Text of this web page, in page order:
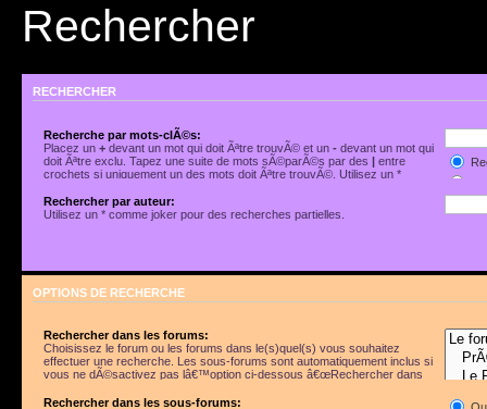
Rechercher
RECHERCHER
Recherche par mots-clÃ©s:
Placez un+ devant un mot qui doit Ãªtre trouvÃ© et un- devant un mot qui
doit Ãªtre exclu. Tapez une suite de mots sÃ©parÃ©s par des| entre
crochets si uniquement un des mots doit Ãªtre trouvÃ©. Utilisez un *
Rechercher par auteur:
Utilisez un * comme joker pour des recherches partielles.
OPTIONS DE RECHERCHE
Rechercher dans les forums:
Choisissez le forum ou les forums dans le(s)quel(s) vous souhaitez
effectuer une recherche. Les sous-forums sont automatiquement inclus si
vous ne dÃ©sactivez pas lâ€™option ci-dessous â€œRechercher dans
Rechercher dans les sous-forums: